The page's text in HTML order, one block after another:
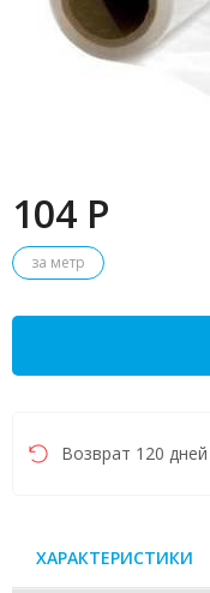
104 P
за метр
Возврат 120 дней
ХАРАКТЕРИСТИКИ